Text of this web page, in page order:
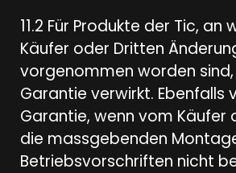
11.2 Für Produkte der Tic, an
Käufer oder Dritten
vorgenommen worden
Garantie verwirkt. Ebenfalls
Garantie, wenn vom Käufer
die massgebenden
Betriebsvorschriften nicht